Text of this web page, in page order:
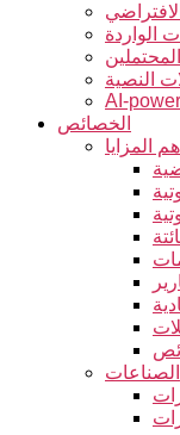
الواردة
النصية
AI-
الخصائص
أهم المزايا
الصناعات